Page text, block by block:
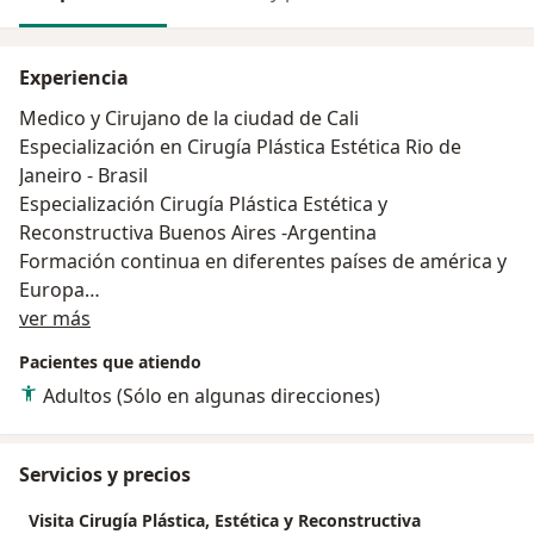
Experiencia
Medico y Cirujano de la ciudad de Cali
Especialización en Cirugía Plástica Estética Rio de
Janeiro - Brasil
Especialización Cirugía Plástica Estética y
Reconstructiva Buenos Aires -Argentina
Formación continua en diferentes países de américa y
Europa
Miembro de diferentes sociedades científicas.
ver más
Pacientes que atiendo
Adultos (Sólo en algunas direcciones)
Servicios y precios
Visita Cirugía Plástica, Estética y Reconstructiva